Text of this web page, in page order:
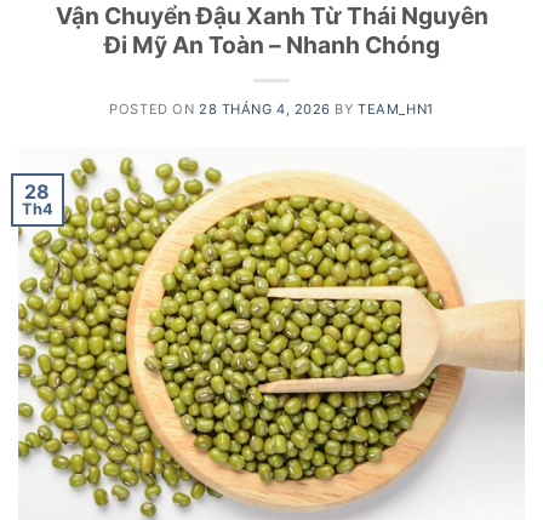
Vận Chuyển Đậu Xanh Từ Thái Nguyên
Đi Mỹ An Toàn – Nhanh Chóng
POSTED ON 28 THÁNG 4, 2026 BYTEAM_HN1
28
Th4